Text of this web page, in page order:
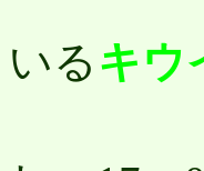
いる キウ